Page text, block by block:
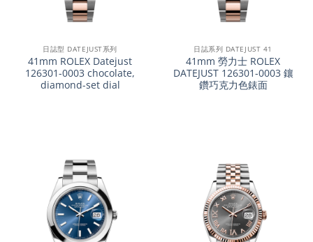
日誌型 DATEJUST系列
41mm ROLEX Datejust
126301-0003 chocolate,
diamond-set dial
日誌系列 DATEJUST 41
41mm 勞力士 ROLEX
DATEJUST 126301-0003 鑲
鑽巧克力色錶面